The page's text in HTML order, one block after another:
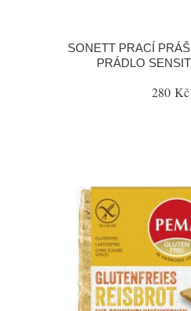
SONETT PRACÍ
PRÁDLO
280 Kč